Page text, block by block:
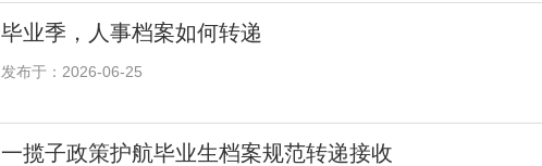
毕业季，人事档案如何转递
发布于：2026-06-25
一揽子政策护航毕业生档案规范转递接收